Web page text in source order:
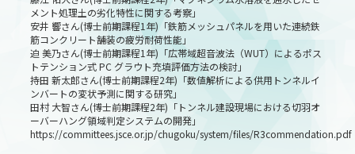
メント処理土の劣化特性に関する考察」
安井 響さん(博士前期課程1年)「鉄筋メッシュパネルを用いた連続鉄
筋コンクリート舗装の疲労耐荷性能」
迫 美乃さん(博士前期課程1年)「広帯域超音波法（WUT）によるポス
トテンション式 PC グラウト充填評価方法の検討」
持田 新太郎さん(博士前期課程2年)「数値解析による供用トンネルイ
ンバートの変状予測に関する研究」
田村 大智さん(博士前期課程2年)「トンネル建設現場における切羽オ
ーバーハング領域判定システムの開発」
https://committees.jsce.or.jp/chugoku/system/files/R3commendation.pdf